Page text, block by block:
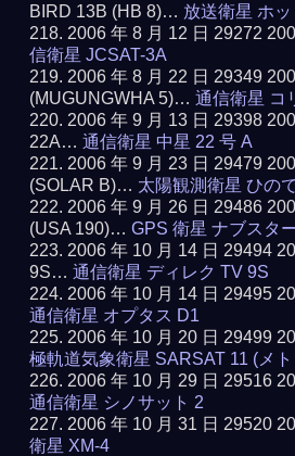
BIRD 13B (HB 8)… 放送衛星 ホ
2006 年 8 月 12 日 29272
信衛星 JCSAT-3A
2006 年 8 月 22 日 29349
(MUGUNGWHA 5)…通信衛星 コ
2006 年 9 月 13 日 29398
22A…通信衛星 中星 22 号 A
2006 年 9 月 23 日 29479
(SOLAR B)… 太陽観測衛星 ひの
2006 年 9 月 26 日 29486
(USA 190)…GPS 衛星 ナブスタ
2006 年 10 月 14 日 29494
9S…通信衛星 ディレク TV 9S
2006 年 10 月 14 日 29495
通信衛星 オプタス D1
2006 年 10 月 20 日 29499
極軌道気象衛星 SARSAT 11 (メ
2006 年 10 月 29 日 29516
通信衛星 シノサット 2
2006 年 10 月 31 日 29520
衛星 XM-4